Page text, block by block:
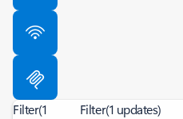
Filter(1
Filter(1 updates)